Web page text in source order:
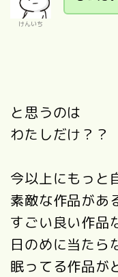
けんいち
と思うのは
わたしだけ？？
今以上にもっと
素敵な作品があ
すごい良い作品
日のめに当たら
眠ってる作品が